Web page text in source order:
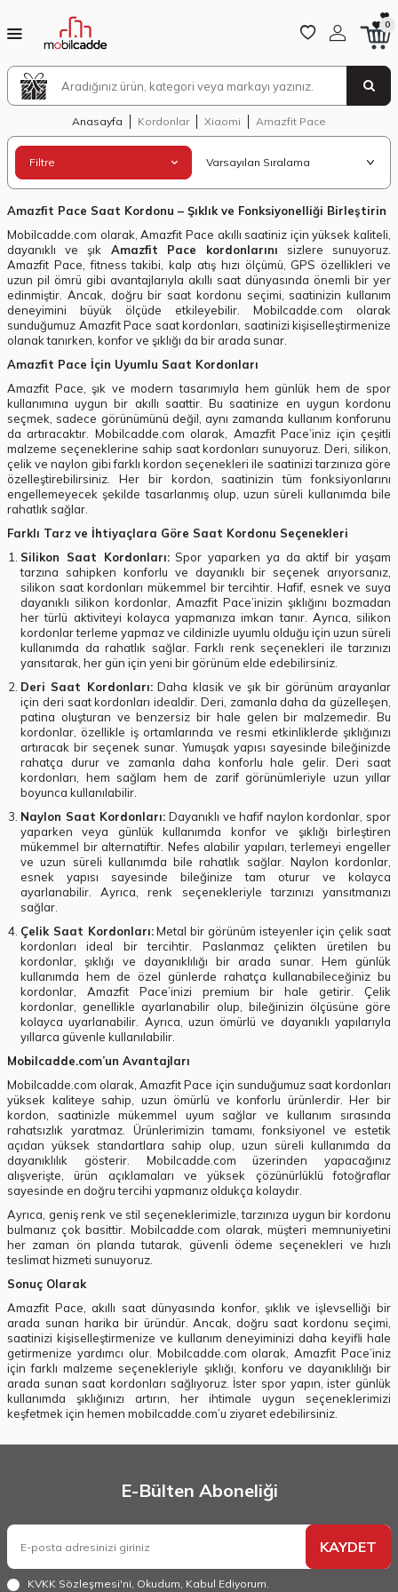
0
Anasayfa Kordonlar Xiaomi Amazfit Pace
Filtre
Amazfit Pace Saat Kordonu – Şıklık ve Fonksiyonelliği Birleştirin
Mobilcadde.com olarak, Amazfit Pace akıllı saatiniz için yüksek kaliteli,
dayanıklı ve şıkAmazfit Pace kordonlarını sizlere sunuyoruz.
Amazfit Pace, fitness takibi, kalp atış hızı ölçümü, GPS özellikleri ve
uzun pil ömrü gibi avantajlarıyla akıllı saat dünyasında önemli bir yer
edinmiştir. Ancak, doğru bir saat kordonu seçimi, saatinizin kullanım
deneyimini büyük ölçüde etkileyebilir. Mobilcadde.com olarak
sunduğumuz Amazfit Pace saat kordonları, saatinizi kişiselleştirmenize
olanak tanırken, konfor ve şıklığı da bir arada sunar.
Amazfit Pace İçin Uyumlu Saat Kordonları
Amazfit Pace, şık ve modern tasarımıyla hem günlük hem de spor
kullanımına uygun bir akıllı saattir. Bu saatinize en uygun kordonu
seçmek, sadece görünümünü değil, aynı zamanda kullanım konforunu
da artıracaktır. Mobilcadde.com olarak, Amazfit Pace’iniz için çeşitli
malzeme seçeneklerine sahip saat kordonları sunuyoruz. Deri, silikon,
çelik ve naylon gibi farklı kordon seçenekleri ile saatinizi tarzınıza göre
özelleştirebilirsiniz. Her bir kordon, saatinizin tüm fonksiyonlarını
engellemeyecek şekilde tasarlanmış olup, uzun süreli kullanımda bile
rahatlık sağlar.
Farklı Tarz ve İhtiyaçlara Göre Saat Kordonu Seçenekleri
Silikon Saat Kordonları:Spor yaparken ya da aktif bir yaşam
tarzına sahipken konforlu ve dayanıklı bir seçenek arıyorsanız,
silikon saat kordonları mükemmel bir tercihtir. Hafif, esnek ve suya
dayanıklı silikon kordonlar, Amazfit Pace’inizin şıklığını bozmadan
her türlü aktiviteyi kolayca yapmanıza imkan tanır. Ayrıca, silikon
kordonlar terleme yapmaz ve cildinizle uyumlu olduğu için uzun süreli
kullanımda da rahatlık sağlar. Farklı renk seçenekleri ile tarzınızı
yansıtarak, her gün için yeni bir görünüm elde edebilirsiniz.
Deri Saat Kordonları:Daha klasik ve şık bir görünüm arayanlar
için deri saat kordonları idealdir. Deri, zamanla daha da güzelleşen,
patina oluşturan ve benzersiz bir hale gelen bir malzemedir. Bu
kordonlar, özellikle iş ortamlarında ve resmi etkinliklerde şıklığınızı
artıracak bir seçenek sunar. Yumuşak yapısı sayesinde bileğinizde
rahatça durur ve zamanla daha konforlu hale gelir. Deri saat
kordonları, hem sağlam hem de zarif görünümleriyle uzun yıllar
boyunca kullanılabilir.
Naylon Saat Kordonları: Dayanıklı ve hafif naylon kordonlar, spor
yaparken veya günlük kullanımda konfor ve şıklığı birleştiren
mükemmel bir alternatiftir. Nefes alabilir yapıları, terlemeyi engeller
ve uzun süreli kullanımda bile rahatlık sağlar. Naylon kordonlar,
esnek yapısı sayesinde bileğinize tam oturur ve kolayca
ayarlanabilir. Ayrıca, renk seçenekleriyle tarzınızı yansıtmanızı
sağlar.
Çelik Saat Kordonları:Metal bir görünüm isteyenler için çelik saat
kordonları ideal bir tercihtir. Paslanmaz çelikten üretilen bu
kordonlar, şıklığı ve dayanıklılığı bir arada sunar. Hem günlük
kullanımda hem de özel günlerde rahatça kullanabileceğiniz bu
kordonlar, Amazfit Pace’inizi premium bir hale getirir. Çelik
kordonlar, genellikle ayarlanabilir olup, bileğinizin ölçüsüne göre
kolayca uyarlanabilir. Ayrıca, uzun ömürlü ve dayanıklı yapılarıyla
yıllarca güvenle kullanılabilir.
Mobilcadde.com’un Avantajları
Mobilcadde.com olarak, Amazfit Pace için sunduğumuz saat kordonları
yüksek kaliteye sahip, uzun ömürlü ve konforlu ürünlerdir. Her bir
kordon, saatinizle mükemmel uyum sağlar ve kullanım sırasında
rahatsızlık yaratmaz. Ürünlerimizin tamamı, fonksiyonel ve estetik
açıdan yüksek standartlara sahip olup, uzun süreli kullanımda da
dayanıklılık gösterir. Mobilcadde.com üzerinden yapacağınız
alışverişte, ürün açıklamaları ve yüksek çözünürlüklü fotoğraflar
sayesinde en doğru tercihi yapmanız oldukça kolaydır.
Ayrıca, geniş renk ve stil seçeneklerimizle, tarzınıza uygun bir kordonu
bulmanız çok basittir. Mobilcadde.com olarak, müşteri memnuniyetini
her zaman ön planda tutarak, güvenli ödeme seçenekleri ve hızlı
teslimat hizmeti sunuyoruz.
Sonuç Olarak
Amazfit Pace, akıllı saat dünyasında konfor, şıklık ve işlevselliği bir
arada sunan harika bir üründür. Ancak, doğru saat kordonu seçimi,
saatinizi kişiselleştirmenize ve kullanım deneyiminizi daha keyifli hale
getirmenize yardımcı olur. Mobilcadde.com olarak, Amazfit Pace’iniz
için farklı malzeme seçenekleriyle şıklığı, konforu ve dayanıklılığı bir
arada sunan saat kordonları sağlıyoruz. İster spor yapın, ister günlük
kullanımda şıklığınızı artırın, her ihtimale uygun seçeneklerimizi
keşfetmek için hemen mobilcadde.com’u ziyaret edebilirsiniz.
E-Bülten Aboneliği
KAYDET
KVKK Sözleşmesi'ni, Okudum, Kabul Ediyorum.